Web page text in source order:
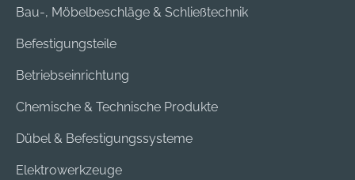
Bau-, Möbelbeschläge & Schließtechnik
Befestigungsteile
Betriebseinrichtung
Chemische & Technische Produkte
Dübel & Befestigungssysteme
Elektrowerkzeuge